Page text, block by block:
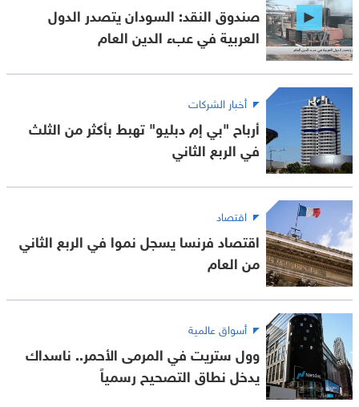
صندوق النقد: السودان يتصدر الدول
العربية في عبء الدين العام
أخبار الشركات
أرباح "بي إم دبليو" تهبط بأكثر من الثلث
في الربع الثاني
اقتصاد
اقتصاد فرنسا يسجل نموا في الربع الثاني
من العام
أسواق عالمية
وول ستريت في المرمى الأحمر.. ناسداك
يدخل نطاق التصحيح رسمياً